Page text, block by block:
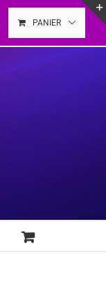
PANIER